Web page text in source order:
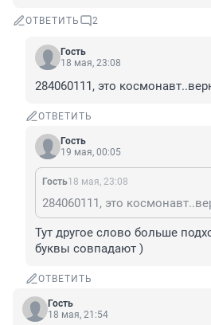
ОТВЕТИТЬ 2
Гость
18 мая, 23:08
284060111, это
ОТВЕТИТЬ
Гость
19 мая, 00:05
Гость18 мая, 23:08
284060111, это
Тут другое слово больше
буквы совпадают )
ОТВЕТИТЬ
Гость
18 мая, 21:54